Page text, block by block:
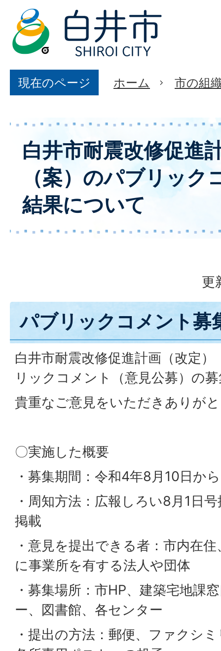
現在のページ ホーム 市の組
白井市耐震改修促進
（案）のパブリック
結果について
更
パブリックコメント募
白井市耐震改修促進計画（改定
リックコメント（意見公募）の
貴重なご意見をいただきありが
〇実施した概要
・募集期間：令和4年8月10日か
・周知方法：広報しろい8月1日
掲載
・意見を提出できる者：市内在
に事業所を有する法人や団体
・募集場所：市HP、建築宅地課
ー、図書館、各センター
・提出の方法：郵便、ファクシ